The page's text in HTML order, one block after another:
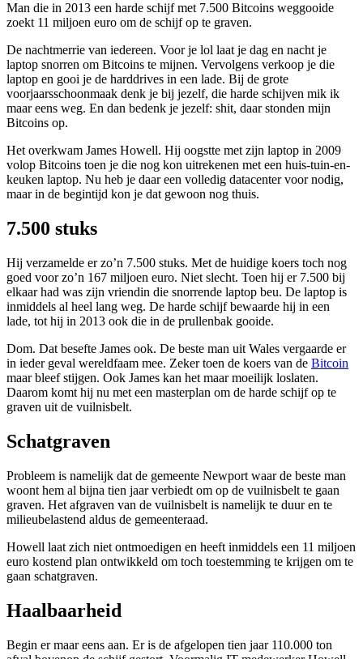
Man die in 2013 een harde schijf met 7.500 Bitcoins weggooide
zoekt 11 miljoen euro om de schijf op te graven.
De nachtmerrie van iedereen. Voor je lol laat je dag en nacht je
laptop snorren om Bitcoins te mijnen. Vervolgens verkoop je die
laptop en gooi je de harddrives in een lade. Bij de grote
voorjaarsschoonmaak denk je bij jezelf, die harde schijven mik ik
maar eens weg. En dan bedenk je jezelf: shit, daar stonden mijn
Bitcoins op.
Het overkwam James Howell. Hij oogstte met zijn laptop in 2009
volop Bitcoins toen je die nog kon uitrekenen met een huis-tuin-en-
keuken laptop. Nu heb je daar een volledig datacenter voor nodig,
maar in de begintijd kon je dat gewoon nog thuis.
7.500 stuks
Hij verzamelde er zo’n 7.500 stuks. Met de huidige koers toch nog
goed voor zo’n 167 miljoen euro. Niet slecht. Toen hij er 7.500 bij
elkaar had was zijn vriendin die snorrende laptop beu. De laptop is
inmiddels al heel lang weg. De harde schijf bewaarde hij in een
lade, tot hij in 2013 ook die in de prullenbak gooide.
Dom. Dat besefte James ook. De beste man uit Wales vergaarde er
in ieder geval wereldfaam mee. Zeker toen de koers van de Bitcoin
maar bleef stijgen. Ook James kan het maar moeilijk loslaten.
Daarom komt hij nu met een masterplan om de harde schijf op te
graven uit de vuilnisbelt.
Schatgraven
Probleem is namelijk dat de gemeente Newport waar de beste man
woont hem al bijna tien jaar verbiedt om op de vuilnisbelt te gaan
graven. Het afgraven van de vuilnisbelt is namelijk te duur en te
milieubelastend aldus de gemeenteraad.
Howell laat zich niet ontmoedigen en heeft inmiddels een 11 miljoen
euro kostend plan ontwikkeld om toch toestemming te krijgen om te
gaan schatgraven.
Haalbaarheid
Begin er maar eens aan. Er is de afgelopen tien jaar 110.000 ton